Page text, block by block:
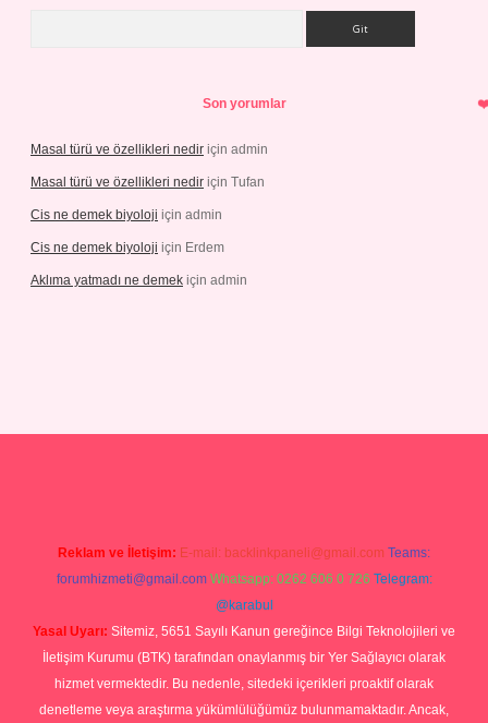
Son yorumlar
Masal türü ve özellikleri nedir için admin
Masal türü ve özellikleri nedir için Tufan
Cis ne demek biyoloji için admin
Cis ne demek biyoloji için Erdem
Aklıma yatmadı ne demek için admin
Reklam ve İletişim: E-mail: backlinkpaneli@gmail.com Teams:
forumhizmeti@gmail.com Whatsapp: 0262 606 0 726 Telegram:
@karabul
Yasal Uyarı: Sitemiz, 5651 Sayılı Kanun gereğince Bilgi Teknolojileri ve
İletişim Kurumu (BTK) tarafından onaylanmış bir Yer Sağlayıcı olarak
hizmet vermektedir. Bu nedenle, sitedeki içerikleri proaktif olarak
denetleme veya araştırma yükümlülüğümüz bulunmamaktadır. Ancak,